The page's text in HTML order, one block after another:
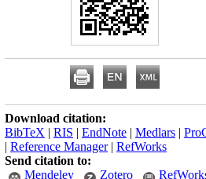
Download citation:
BibTeX | RIS | EndNote | Medlars |
| Reference Manager| RefWorks
Send citation to:
Mendeley
Zotero